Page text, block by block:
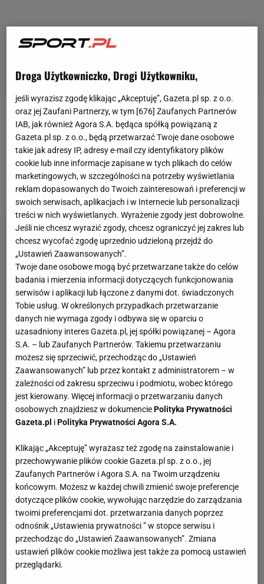
Medal był o włos. A może nawet jeszcze bliżej.
Mistrz EuropyPiotr Michalskiokazał się najlepszym
europejskim sprinterem na igrzyskach olimpijskich w
Pekinie.Zajął piąte miejsce. Zaledwie 0,03 s
zabrakło mu do brązowego medalu.
Droga Użytkowniczko, Drogi Użytkowniku,
jeśli wyrazisz zgodę klikając „Akceptuję”, Gazeta.pl sp. z o.o.
oraz jej Zaufani Partnerzy, w tym [676] Zaufanych Partnerów
IAB, jak również Agora S.A. będąca spółką powiązaną z
Gazeta.pl sp. z o.o., będą przetwarzać Twoje dane osobowe
takie jak adresy IP, adresy e-mail czy identyfikatory plików
cookie lub inne informacje zapisane w tych plikach do celów
marketingowych, w szczególności na potrzeby wyświetlania
reklam dopasowanych do Twoich zainteresowań i preferencji w
swoich serwisach, aplikacjach i w Internecie lub personalizacji
treści w nich wyświetlanych. Wyrażenie zgody jest dobrowolne.
Jeśli nie chcesz wyrazić zgody, chcesz ograniczyć jej zakres lub
chcesz wycofać zgodę uprzednio udzieloną przejdź do
„Ustawień Zaawansowanych”.
Twoje dane osobowe mogą być przetwarzane także do celów
badania i mierzenia informacji dotyczących funkcjonowania
serwisów i aplikacji lub łączone z danymi dot. świadczonych
Tobie usług. W określonych przypadkach przetwarzanie
danych nie wymaga zgody i odbywa się w oparciu o
uzasadniony interes Gazeta.pl, jej spółki powiązanej – Agora
S.A. – lub Zaufanych Partnerów. Takiemu przetwarzaniu
możesz się sprzeciwić, przechodząc do „Ustawień
Zaawansowanych” lub przez kontakt z administratorem – w
zależności od zakresu sprzeciwu i podmiotu, wobec którego
jest kierowany. Więcej informacji o przetwarzaniu danych
osobowych znajdziesz w dokumenciePolityka Prywatności
Gazeta.pl iPolityka Prywatności Agora S.A.
Klikając „Akceptuję” wyrażasz też zgodę na zainstalowanie i
przechowywanie plików cookie Gazeta.pl sp. z o.o., jej
Zaufanych Partnerów i Agora S.A. na Twoim urządzeniu
końcowym. Możesz w każdej chwili zmienić swoje preferencje
dotyczące plików cookie, wywołując narzędzie do zarządzania
twoimi preferencjami dot. przetwarzania danych poprzez
odnośnik „Ustawienia prywatności ” w stopce serwisu i
przechodząc do „Ustawień Zaawansowanych”. Zmiana
ustawień plików cookie możliwa jest także za pomocą ustawień
przeglądarki.